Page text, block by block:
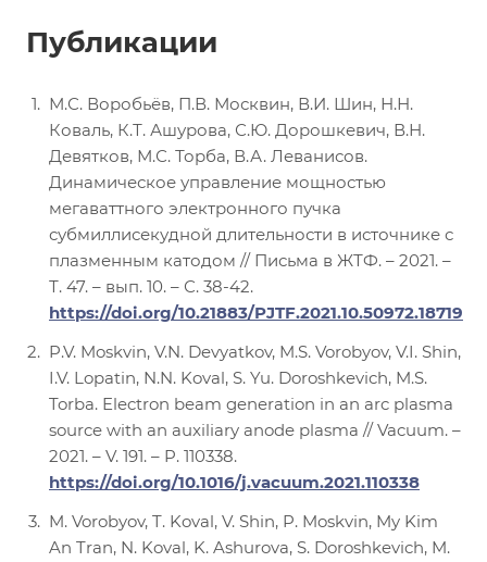
Публикации
М.С. Воробьёв, П.В. Москвин, В.И. Шин, Н.Н.
Коваль, К.Т. Ашурова, С.Ю. Дорошкевич, В.Н.
Девятков, М.С. Торба, В.А. Леванисов.
Динамическое управление мощностью
мегаваттного электронного пучка
субмиллисекудной длительности в источнике с
плазменным катодом // Письма в ЖТФ. – 2021. –
Т. 47. – вып. 10. – С. 38-42.
https://doi.org/10.21883/PJTF.2021.10.50972.18719
P.V. Moskvin, V.N. Devyatkov, M.S. Vorobyov, V.I. Shin,
I.V. Lopatin, N.N. Koval, S. Yu. Doroshkevich, M.S.
Torba. Electron beam generation in an arc plasma
source with an auxiliary anode plasma // Vacuum. –
2021. – V. 191. – P. 110338.
https://doi.org/10.1016/j.vacuum.2021.110338
M. Vorobyov, T. Koval, V. Shin, P. Moskvin, My Kim
An Tran, N. Koval, K. Ashurova, S. Doroshkevich, M.